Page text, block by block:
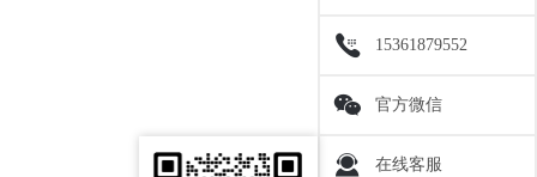
15361879552
官方微信
在线客服